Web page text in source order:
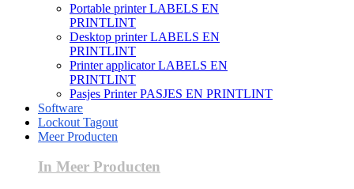
Portable printer LABELS EN
PRINTLINT
Desktop printer LABELS EN
PRINTLINT
Printer applicator LABELS EN
PRINTLINT
Pasjes Printer PASJES EN PRINTLINT
Software
Lockout Tagout
Meer Producten
In Meer Producten